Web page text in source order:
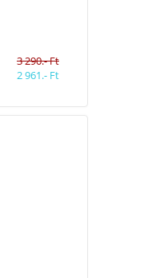
3 290.- Ft
2 961.- Ft